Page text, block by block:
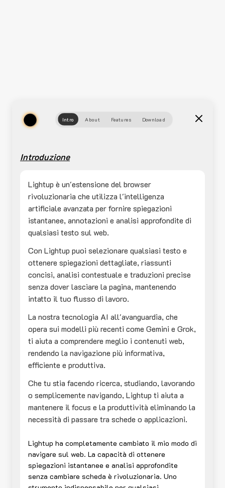
Intro About Features Download
Introduzione
Lightup è un'estensione del browser
rivoluzionaria che utilizza l'intelligenza
artificiale avanzata per fornire spiegazioni
istantanee, annotazioni e analisi approfondite di
qualsiasi testo sul web.
Con Lightup puoi selezionare qualsiasi testo e
ottenere spiegazioni dettagliate, riassunti
concisi, analisi contestuale e traduzioni precise
senza dover lasciare la pagina, mantenendo
intatto il tuo flusso di lavoro.
La nostra tecnologia AI all'avanguardia, che
opera sui modelli più recenti come Gemini e Grok,
ti aiuta a comprendere meglio i contenuti web,
rendendo la navigazione più informativa,
efficiente e produttiva.
Che tu stia facendo ricerca, studiando, lavorando
o semplicemente navigando, Lightup ti aiuta a
mantenere il focus e la produttività eliminando la
necessità di passare tra schede o applicazioni.
Lightup ha completamente cambiato il mio modo di
navigare sul web. La capacità di ottenere
spiegazioni istantanee e analisi approfondite
senza cambiare scheda è rivoluzionaria. Uno